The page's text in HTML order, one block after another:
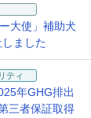
大使」補助犬
ました
ティ
年GHG排出
三者保証取得